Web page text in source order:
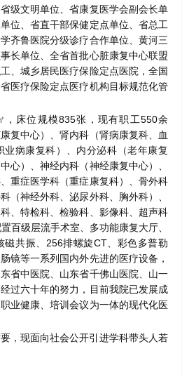
级文明单位、省康复医学会副会长单
位、省直干部保健定点单位、省总工
齐鲁医院分级诊疗合作单位、黄河三
长单位、全省首批心脏康复中心联盟
、城乡居民医疗保险定点医院，全国
医疗保险定点医疗机构目标规范化管
，床位规模835张，现有职工550余
复中心）、肾内科（肾病康复科、血
病康复科）、内分泌科（老年康复
心）、神经内科（神经康复中心）、
重症医学科（重症康复科）、骨外科
（神经外科、泌尿外科、胸外科）、
、特检科、检验科、影像科、超声科
百级层流手术室、多功能康复大厅、
磁共振、256排螺旋CT、彩色多普勒
镜等一系列国内外先进的医疗设备，
省中医院、山东省千佛山医院、山一
过六十年的努力，目前我院已发展成
业健康、培训会议为一体的现代化医
，现面向社会公开引进学科带头人若